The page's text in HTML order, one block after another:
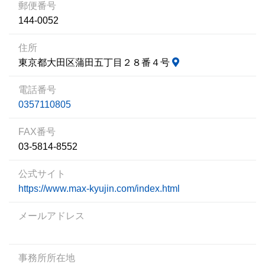
郵便番号
144-0052
住所
東京都大田区蒲田五丁目２８番４号
電話番号
0357110805
FAX番号
03-5814-8552
公式サイト
https://www.max-kyujin.com/index.html
メールアドレス
事務所所在地